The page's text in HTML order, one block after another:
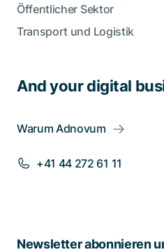
And your digital
Warum Adnovum
+41 44 272 61 11
Öffentlicher Sektor
Transport und Logistik
Newsletter abonnieren